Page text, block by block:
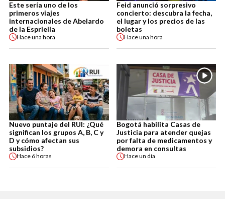
Este sería uno de los
primeros viajes
internacionales de Abelardo
de la Espriella
Haceuna hora
Feid anunció sorpresivo
concierto: descubra la fecha,
el lugar y los precios de las
boletas
Haceuna hora
Nuevo puntaje del RUI: ¿Qué
significan los grupos A, B, C y
D y cómo afectan sus
subsidios?
Hace 6 horas
Bogotá habilita Casas de
Justicia para atender quejas
por falta de medicamentos y
demora en consultas
Haceun día